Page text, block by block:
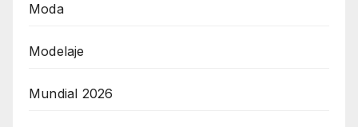
Moda
Modelaje
Mundial 2026